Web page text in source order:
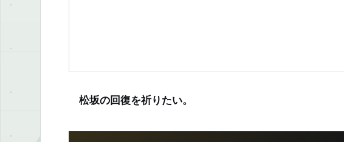
松坂の回復を祈りたい。